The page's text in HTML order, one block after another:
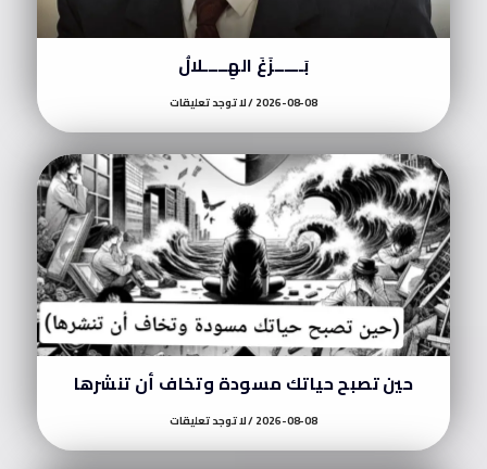
بَــــــزَغَ الهِـــــلالُ
2026-08-08 لا توجد تعليقات
حين تصبح حياتك مسودة وتخاف أن تنشرها
2026-08-08 لا توجد تعليقات